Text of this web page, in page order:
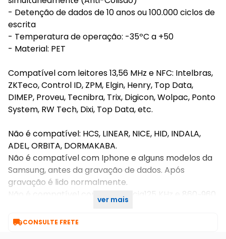
- Detenção de dados de 10 anos ou 100.000 ciclos de
escrita
- Temperatura de operação: -35ºC a +50
- Material: PET
Compatível com leitores 13,56 MHz e NFC: Intelbras,
ZKTeco, Control ID, ZPM, Elgin, Henry, Top Data,
DIMEP, Proveu, Tecnibra, Trix, Digicon, Wolpac, Ponto
System, RW Tech, Dixi, Top Data, etc.
Não é compatível: HCS, LINEAR, NICE, HID, INDALA,
ADEL, ORBITA, DORMAKABA.
Não é compatível com Iphone e alguns modelos da
Samsung, antes da gravação de dados. Após
gravação é lido normalmente.
Não é compatível com frequência125 KHz e 860~960
ver mais
CONSULTE FRETE